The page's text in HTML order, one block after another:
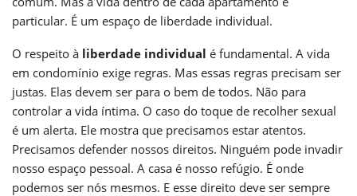
particular. É um espaço de liberdade individual.
O respeito à liberdade individual é fundamental. A vida
em condomínio exige regras. Mas essas regras precisam ser
justas. Elas devem ser para o bem de todos. Não para
controlar a vida íntima. O caso do toque de recolher sexual
é um alerta. Ele mostra que precisamos estar atentos.
Precisamos defender nossos direitos. Ninguém pode invadir
nosso espaço pessoal. A casa é nosso refúgio. É onde
podemos ser nós mesmos. E esse direito deve ser sempre